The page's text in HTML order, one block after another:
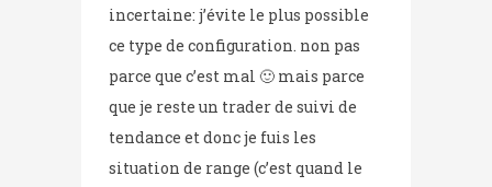
incertaine: j’évite le plus possible
ce type de configuration. non pas
parce que c’est mal 🙂 mais parce
que je reste un trader de suivi de
tendance et donc je fuis les
situation de range (c’est quand le